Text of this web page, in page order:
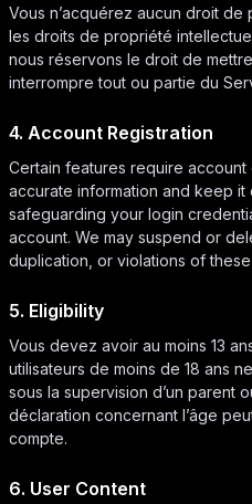
Vous n’acquérez aucun droit
les droits de propriété
nous réservons le droit de
interrompre tout ou partie du
4. Account Registration
Certain features require account
accurate information and keep
safeguarding your login
account. We may suspend or
duplication, or violations of these
5. Eligibility
Vous devez avoir au moins 13
utilisateurs de moins de 18 ans
sous la supervision d’un parent
déclaration concernant l’âge
compte.
6. User Content